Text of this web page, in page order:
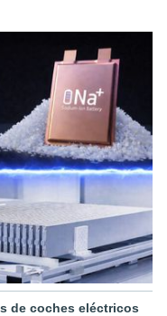
de coches eléctricos